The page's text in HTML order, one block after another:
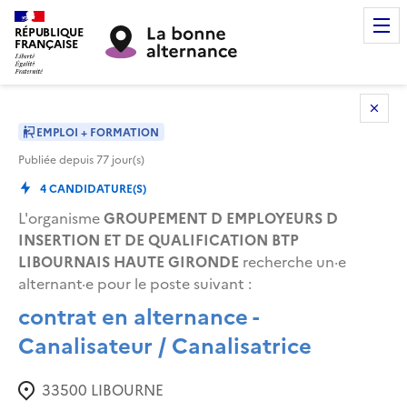
RÉPUBLIQUE
FRANÇAISE
EMPLOI + FORMATION
Publiée depuis77 jour(s)
4CANDIDATURE(S)
L'organismeGROUPEMENT D EMPLOYEURS D
INSERTION ET DE QUALIFICATION BTP
LIBOURNAIS HAUTE GIRONDE recherche un·e
alternant·e pour le poste suivant :
contrat en alternance -
Canalisateur / Canalisatrice
33500 LIBOURNE